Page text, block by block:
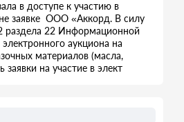
в доступе к участию в
заявке ООО «Аккорд. В силу
раздела 22 Информационной
аукциона на
материалов (масла,
на участие в элект